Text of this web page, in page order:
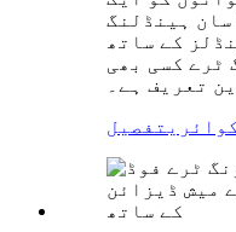
ہینڈلنگ
ہینڈلز کے ساتھ
ٹرے کسی بھی
تعریف ہے۔
تفصیل